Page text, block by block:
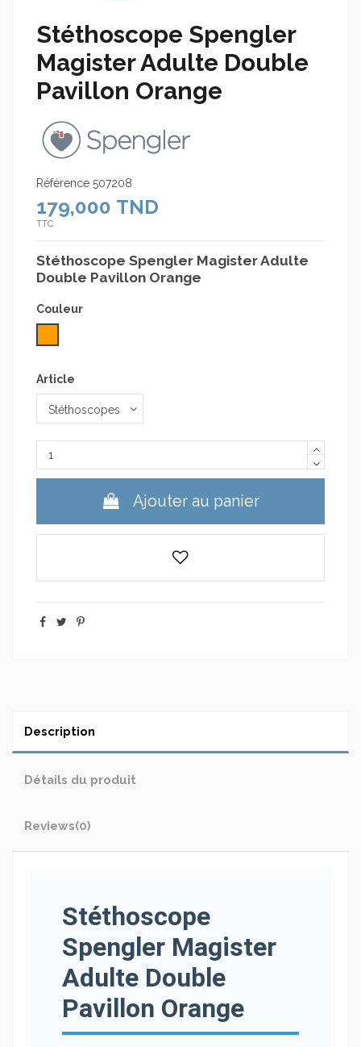
Stéthoscope Spengler
Magister Adulte Double
Pavillon Orange
Référence 507208
179,000 TND
TTC
Stéthoscope Spengler Magister Adulte
Double Pavillon Orange
Couleur
Article
Ajouter au panier
Description
Détails du produit
Reviews(0)
Stéthoscope
Spengler Magister
Adulte Double
Pavillon Orange